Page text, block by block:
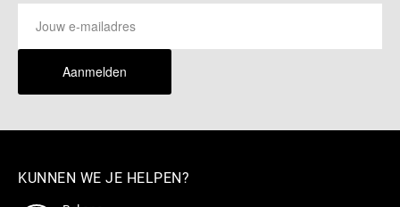
Aanmelden
KUNNEN WE JE HELPEN?